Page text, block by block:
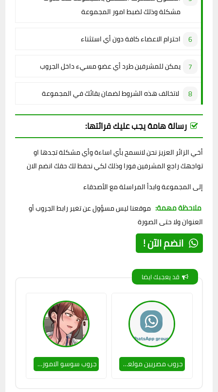
مشكلة وذلك لضبط امور المجموعة
احترام الاعضاء كافة دون أي استثناء
يمكن للمشرفين طرد أي عضو مسيء داخل الجروب
لاتخالف هذه الشروط لضمان بقائك في المجموعة
رسالة هامة يجب عليك قرائتها:
أخي الزائر العزيز نحن لانسمح بأي اساءة وأي مشكلة تجدها او
تواجهك راجع المشرفين فورا وذلك لكي نحفظ لك حقك انضم الان
إلى المجموعة وابدأ المراسلة مع الأصدقاء
ملاحظة مهمة: موقعنا ليس مسؤول عن تغير رابط الجروب أو
العنوان ولا حتى الصورة
انضم الآن !
قد يعجبك ايضا
جروب مصريين مولعين للدردشة 🔥❤ جروب سوسو الامورة 🥵👌